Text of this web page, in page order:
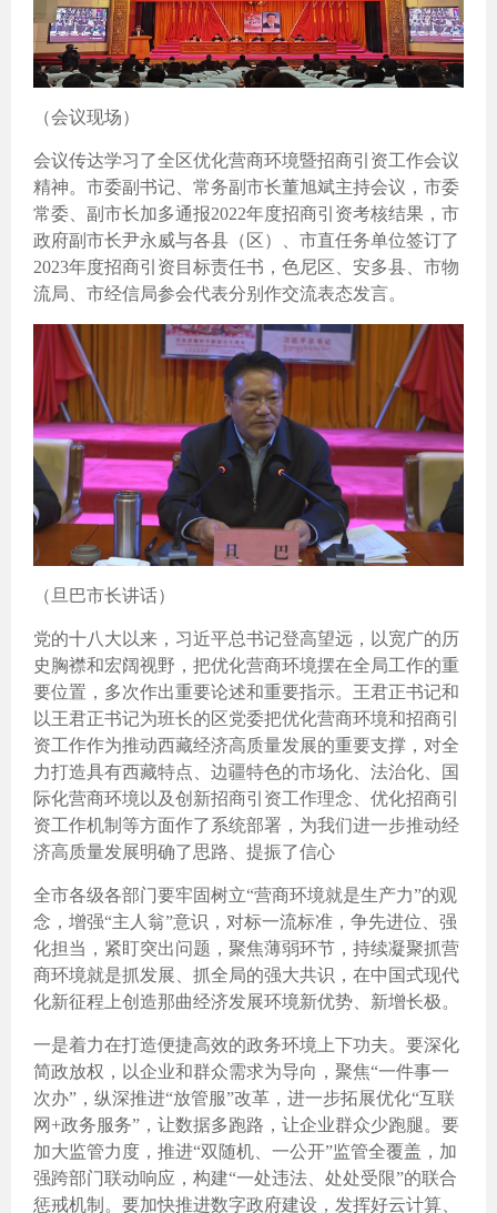
（会议现场）
会议传达学习了全区优化营商环境暨招商引资工作会议
精神。市委副书记、常务副市长董旭斌主持会议，市委
常委、副市长加多通报2022年度招商引资考核结果，市
政府副市长尹永威与各县（区）、市直任务单位签订了
2023年度招商引资目标责任书，色尼区、安多县、市物
流局、市经信局参会代表分别作交流表态发言。
（旦巴市长讲话）
党的十八大以来，习近平总书记登高望远，以宽广的历
史胸襟和宏阔视野，把优化营商环境摆在全局工作的重
要位置，多次作出重要论述和重要指示。王君正书记和
以王君正书记为班长的区党委把优化营商环境和招商引
资工作作为推动西藏经济高质量发展的重要支撑，对全
力打造具有西藏特点、边疆特色的市场化、法治化、国
际化营商环境以及创新招商引资工作理念、优化招商引
资工作机制等方面作了系统部署，为我们进一步推动经
济高质量发展明确了思路、提振了信心
全市各级各部门要牢固树立“营商环境就是生产力”的观
念，增强“主人翁”意识，对标一流标准，争先进位、强
化担当，紧盯突出问题，聚焦薄弱环节，持续凝聚抓营
商环境就是抓发展、抓全局的强大共识，在中国式现代
化新征程上创造那曲经济发展环境新优势、新增长极。
一是着力在打造便捷高效的政务环境上下功夫。要深化
简政放权，以企业和群众需求为导向，聚焦“一件事一
次办”，纵深推进“放管服”改革，进一步拓展优化“互联
网+政务服务”，让数据多跑路，让企业群众少跑腿。要
加大监管力度，推进“双随机、一公开”监管全覆盖，加
强跨部门联动响应，构建“一处违法、处处受限”的联合
惩戒机制。要加快推进数字政府建设，发挥好云计算、